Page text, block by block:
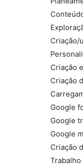
Criação/
Criação
Criação
Google
Google
Google
Criação
Trabalho